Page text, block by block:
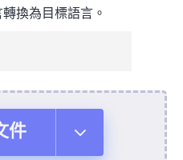
換為目標語言。
件